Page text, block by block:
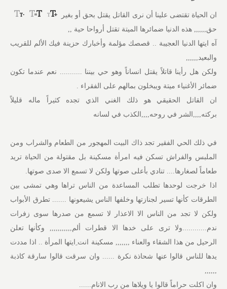
ان الحياة تقتضى علينا أن نرى القاتل يقتل بحق أو بغير
حق,,,,,, هذه الدنيا ضمائرها الميتة تقتل أرواحا حية ,,
آه ايتها الدنيا العجيبة .. قصصك مؤلمة وأخبارك حزينة فيك الألم للقريب
والبعيد,,,,,,
ولكن هل رأينا قاتلاً يقتل انساناً وهو حي بيننا ........... نعم عندما تكون
ضمائر الأغنياء ميتة ويبخلون بمالهم على الفقراء .
ان القاتل الحقيقي هو ذلك الغني الذي تجده كثيراً ماله قليلاً
بركته,,,,الشر في روحه,,,,الكذب في لسانه
في ذلك الحي الفقير تجد ذاك البيت المهجور من الطعام والشراب ومن
الملبس والفراش تسكن فيه امرأة مسكينة بل مقتولة من الحياة تريد
طعاماً لصغارها.... تنادي بأعلى صوتها ولكن لا تسمع الا صدى صوتها.
اذا خرجت لوحدها تطلب المساعدة من الناس تراها وهي تمشى بين
الطرقات كأنها تسير لجنازتها وخلفها الناس يشيعونها ....... تطرق الأبواب
ولكن لا تجد من الناس الا الاعذار لا تسمع من صدرها سوى زفرات
ندم............ولا ترى على خدها الا قطرات ألم,,,,,,,,,,, وكأنها تعلن
الرحيل من هذا الشقاء والعناء ,,,,,,, مسكينة انت ِايتها المرأة .. اذا مددت
يدها للناس قالوا عنها شحاذة نكرة ...... وان سرقت قالوا سارقة كاذبة
وان اكلت حراماً قالوا يا ويلاها من رب الانام......